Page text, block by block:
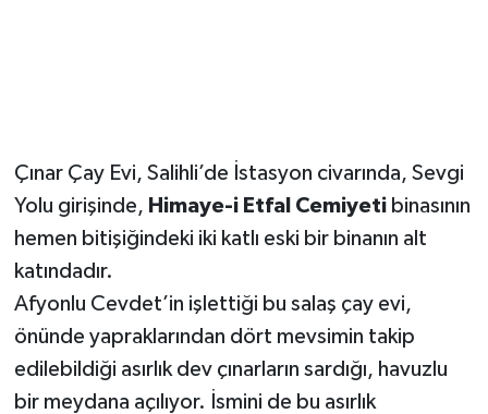
Çınar Çay Evi, Salihli’de İstasyon civarında, Sevgi
Yolu girişinde, Himaye-i Etfal Cemiyetibinasının
hemen bitişiğindeki iki katlı eski bir binanın alt
katındadır.
Afyonlu Cevdet’in işlettiği bu salaş çay evi,
önünde yapraklarından dört mevsimin takip
edilebildiği asırlık dev çınarların sardığı, havuzlu
bir meydana açılıyor. İsmini de bu asırlık
ÖZEL HABER